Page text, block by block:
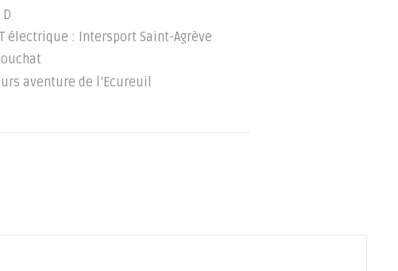
électrique : Intersport Saint-Agrève
aventure de l’Ecureuil